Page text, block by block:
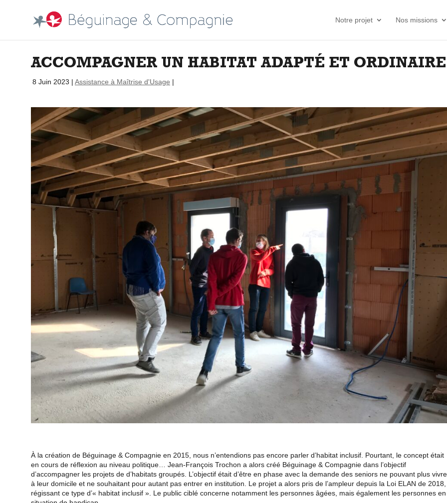
Notre projet Nos missions
ACCOMPAGNER UN HABITAT ADAPTÉ ET ORDINAIRE
8 Juin 2023 | Assistance à Maîtrise d'Usage |
À la création de Béguinage & Compagnie en 2015, nous n’entendions pas encore parler d’habitat inclusif. Pourtant, le concept était
en cours de réflexion au niveau politique… Jean-François Trochon a alors créé Béguinage & Compagnie dans l’objectif
d’accompagner les projets de d’habitats groupés. L’objectif était d’être en phase avec la demande des seniors ne pouvant plus vivre
à leur domicile et ne souhaitant pour autant pas entrer en institution. Le projet a alors pris de l’ampleur depuis la Loi ELAN de 2018,
régissant ce type d’« habitat inclusif ». Le public ciblé concerne notamment les personnes âgées, mais également les personnes en